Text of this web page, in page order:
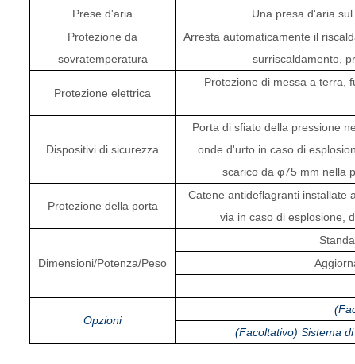
Prese d'aria
Una presa d'aria
Protezione da
sovratemperatura
Arresta automaticamente il
surriscaldamento,
Protezione elettrica
Protezione di messa a terra,
Dispositivi di sicurezza
Porta di sfiato della pressione
onde d'urto in caso di
scarico da φ75 mm nella
Protezione della porta
Catene antideflagranti installate
via in caso di esplosione,
Dimensioni/Potenza/Peso
Opzioni
(Facoltativo) Sistema